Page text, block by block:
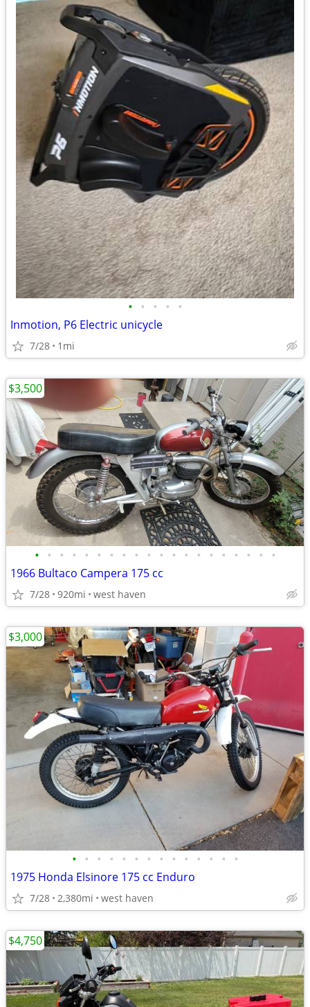
• • • • •
Inmotion, P6 Electric unicycle
7/28 1mi
• • • • • • • • • • • • • • • • • • • •
1966 Bultaco Campera 175 cc
7/28 920mi west haven
$3,500
• • • • • • • • • • • • • •
1975 Honda Elsinore 175 cc Enduro
7/28 2,380mi west haven
$3,000
$4,750